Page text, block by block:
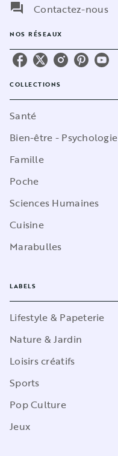
question_answer
Contactez-nous
NOS RÉSEAUX
COLLECTIONS
Santé
Bien-être - Psychologie
Famille
Poche
Sciences Humaines
Cuisine
Marabulles
LABELS
Lifestyle & Papeterie
Nature & Jardin
Loisirs créatifs
Sports
Pop Culture
Jeux